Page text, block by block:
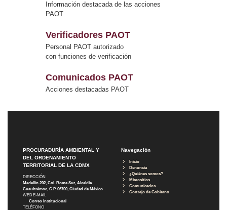
Información destacada de las acciones
PAOT
Verificadores PAOT
Personal PAOT autorizado
con funciones de verificación
Comunicados PAOT
Acciones destacadas PAOT
PROCURADURÍA AMBIENTAL Y
DEL ORDENAMIENTO
TERRITORIAL DE LA CDMX
DIRECCIÓN
Medellín 202, Col. Roma Sur, Alcaldía
Cuauhtémoc, C.P. 06700, Ciudad de México
WEB E-MAIL
Correo Institucional
TELÉFONO
Navegación
Inicio
Denuncia
¿Quiénes somos?
Micrositios
Comunicados
Consejo de Gobierno